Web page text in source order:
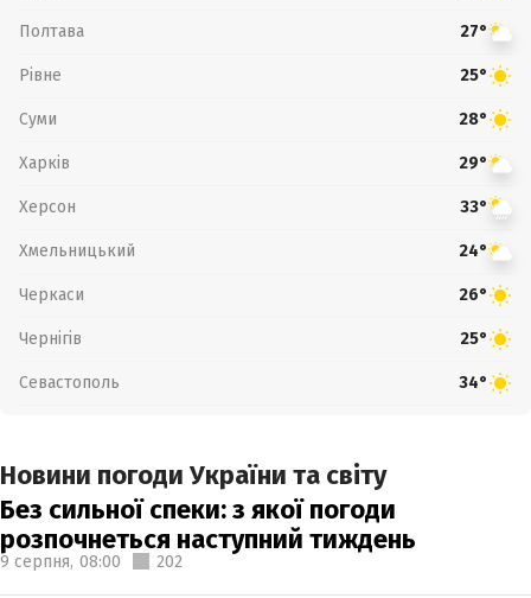
Полтава 27°
Рівне 25°
Суми 28°
Харків 29°
Херсон 33°
Хмельницький 24°
Черкаси 26°
Чернігів 25°
Севастополь 34°
Новини погоди України та світу
Без сильної спеки: з якої погоди
розпочнеться наступний тиждень
9 серпня, 08:00 202